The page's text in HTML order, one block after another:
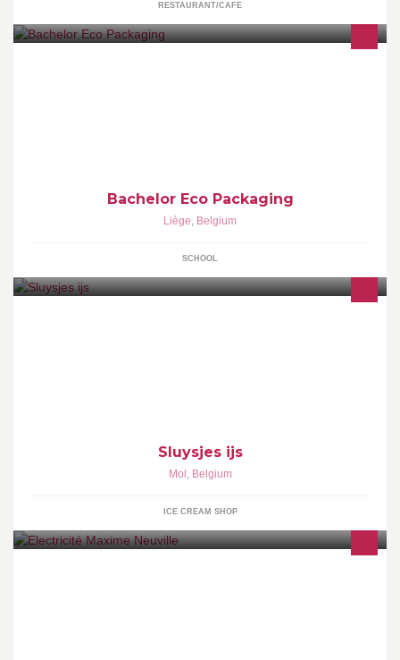
RESTAURANT/CAFE
Bachelor Eco Packaging
Liège, Belgium
SCHOOL
Sluysjes ijs
Mol , Belgium
ICE CREAM SHOP